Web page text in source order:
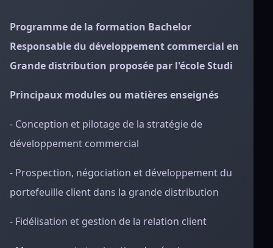
Programme de la formation Bachelor
Responsable du développement commercial en
Grande distribution proposée par l'école Studi
Principaux modules ou matières enseignés
- Conception et pilotage de la stratégie de
développement commercial
- Prospection, négociation et développement du
portefeuille client dans la grande distribution
- Fidélisation et gestion de la relation client